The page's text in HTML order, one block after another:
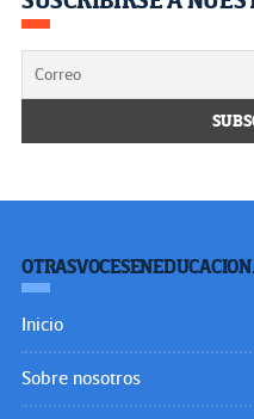
Inicio
Sobre nosotros